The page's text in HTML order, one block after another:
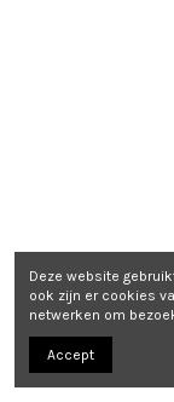
Deze website
ook zijn er cookies
netwerken om
Accept